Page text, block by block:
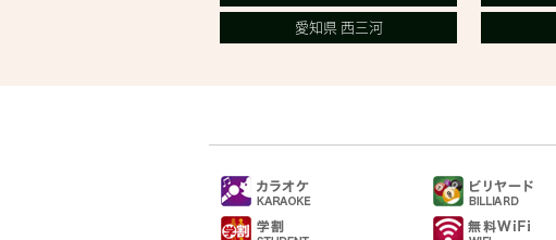
愛知県 西三河